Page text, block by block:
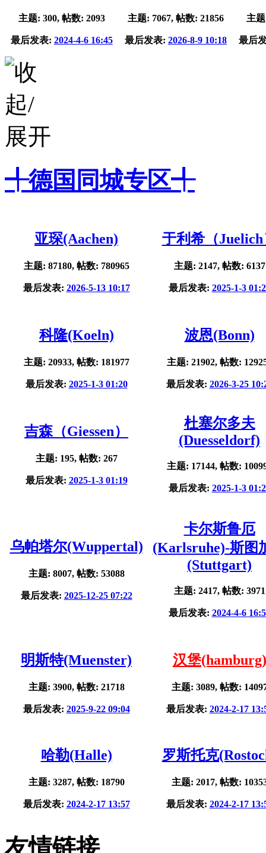
主题: 300, 帖数: 2093
最后发表: 2024-4-6 16:45
主题: 7067, 帖数: 21856
最后发表: 2026-8-9 10:18
主
最后
╃德国同城专区╃
亚琛(Aachen)
主题: 87180, 帖数: 780965
最后发表: 2026-5-13 10:17
于利希（Juelich
主题: 2147, 帖数: 6137
最后发表: 2025-1-3
科隆(Koeln)
主题: 20933, 帖数: 181977
最后发表: 2025-1-3 01:20
波恩(Bonn)
主题: 21902, 帖数:
最后发表: 2026-3-25
吉森（Giessen）
主题: 195, 帖数: 267
最后发表: 2025-1-3 01:19
杜塞尔多夫
(Duesseldorf)
主题: 17144, 帖数:
最后发表: 2025-1-3
乌帕塔尔(Wuppertal)
主题: 8007, 帖数: 53088
最后发表: 2025-12-25 07:22
卡尔斯鲁厄
(Karlsruhe)-斯图
(Stuttgart)
主题: 2417, 帖数: 3971
最后发表: 2024-4-6
明斯特(Muenster)
主题: 3900, 帖数: 21718
最后发表: 2025-9-22 09:04
汉堡(hamburg)
主题: 3089, 帖数:
最后发表: 2024-2-17
哈勒(Halle)
主题: 3287, 帖数: 18790
最后发表: 2024-2-17 13:57
罗斯托克
主题: 2017, 帖数:
最后发表: 2024-2-17
友情链接